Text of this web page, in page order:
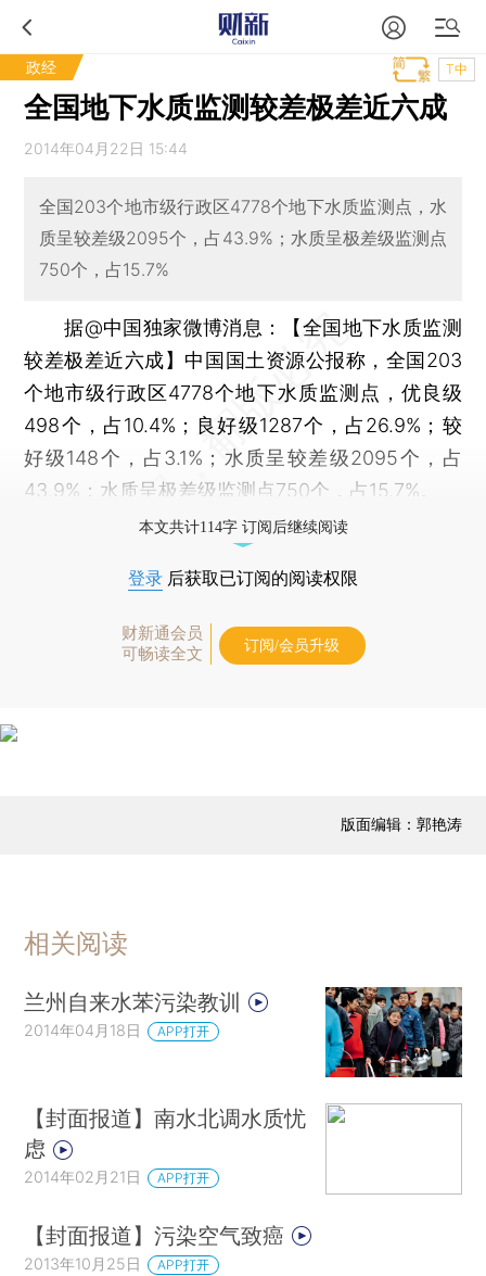
政经 T中
全国地下水质监测较差极差近六成
2014年04月22日 15:44
全国203个地市级行政区4778个地下水质监测点，水
质呈较差级2095个，占43.9%；水质呈极差级监测点
750个，占15.7%
据@中国独家微博消息：【全国地下水质监测
较差极差近六成】中国国土资源公报称，全国203
个地市级行政区4778个地下水质监测点，优良级
498个，占10.4%；良好级1287个，占26.9%；较
好级148个，占3.1%；水质呈较差级2095个，占
43.9%；水质呈极差级监测点750个，占15.7%。
本文共计114字 订阅后继续阅读
登录 后获取已订阅的阅读权限
财新通会员
可畅读全文
订阅/会员升级
版面编辑：郭艳涛
相关阅读
兰州自来水苯污染教训
2014年04月18日 APP打开
【封面报道】南水北调水质忧
虑
2014年02月21日 APP打开
【封面报道】污染空气致癌
2013年10月25日 APP打开